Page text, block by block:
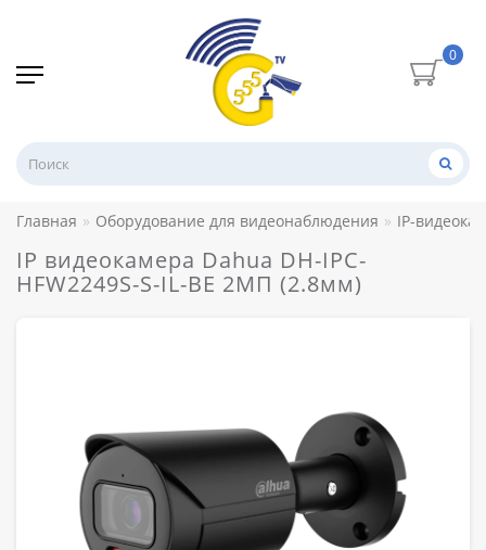
0
Главная Оборудование для видеонаблюдения IP-
IP видеокамера Dahua DH-IPC-
HFW2249S-S-IL-BE 2МП (2.8мм)